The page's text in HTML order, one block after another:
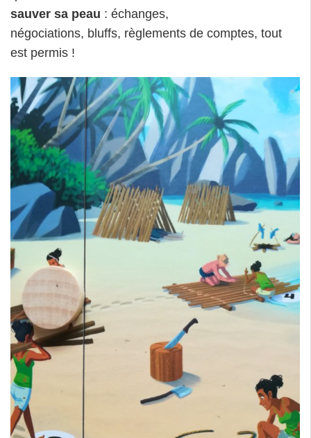
sauver sa peau : échanges,
négociations, bluffs, règlements de comptes, tout
est permis !